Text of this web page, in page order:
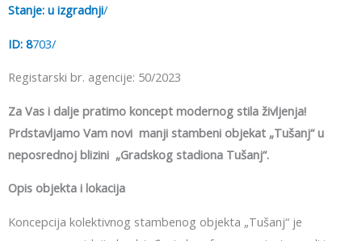
Stanje: u izgradnji/
ID: 8703/
Registarski br. agencije: 50/2023
Za Vas i dalje pratimo koncept modernog stila življenja!
Prdstavljamo Vam novi manji stambeni objekat „Tušanj“ u
neposrednoj blizini „Gradskog stadiona Tušanj“.
Opis objekta i lokacija
Koncepcija kolektivnog stambenog objekta „Tušanj“ je